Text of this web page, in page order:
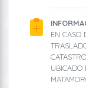
EN CASO
UBICADO